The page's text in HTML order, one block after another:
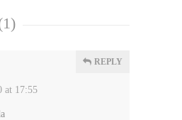
at 17:55
REPLY